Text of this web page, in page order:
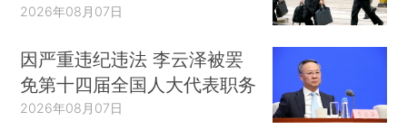
2026年08月07日
因严重违纪违法 李云泽被罢
免第十四届全国人大代表职务
2026年08月07日